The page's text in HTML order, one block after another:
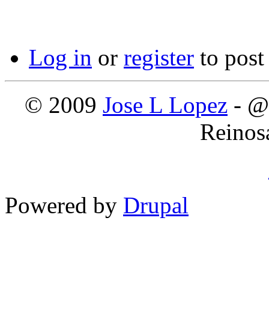
Log in or register to
© 2009 Jose L Lopez -
Powered by Drupal